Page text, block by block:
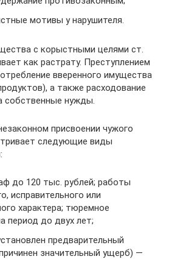
мотивы у нарушителя.
с корыстными целями ст.
как растрату. Преступлением
вверенного имущества
а также расходование
собственные нужды.
присвоении чужого
следующие виды
до 120 тыс. рублей; работы
исправительного или
характера; тюремное
период до двух лет;
предварительный
значительный ущерб) —